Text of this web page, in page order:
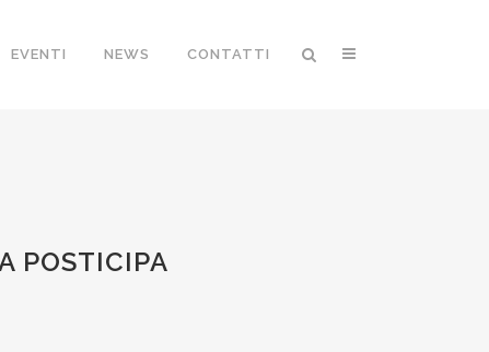
EVENTI NEWS CONTATTI
L’UNIONE
POSTICIPA